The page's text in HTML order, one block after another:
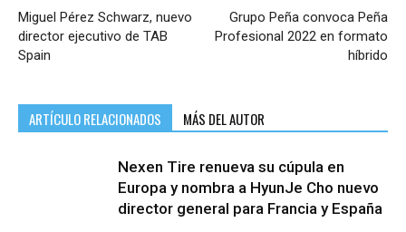
Miguel Pérez Schwarz, nuevo
director ejecutivo de TAB
Spain
Grupo Peña convoca Peña
Profesional 2022 en formato
híbrido
ARTÍCULO RELACIONADOS MÁS DEL AUTOR
Nexen Tire renueva su cúpula en
Europa y nombra a HyunJe Cho nuevo
director general para Francia y España